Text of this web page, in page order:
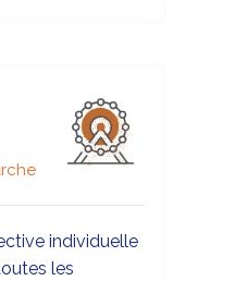
individuelle
les